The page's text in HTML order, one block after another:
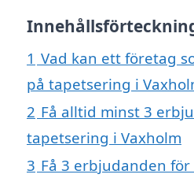
1 Vad kan ett företag
på tapetsering i
2 Få alltid minst 3
tapetsering i Vaxholm
3 Få 3 erbjudanden